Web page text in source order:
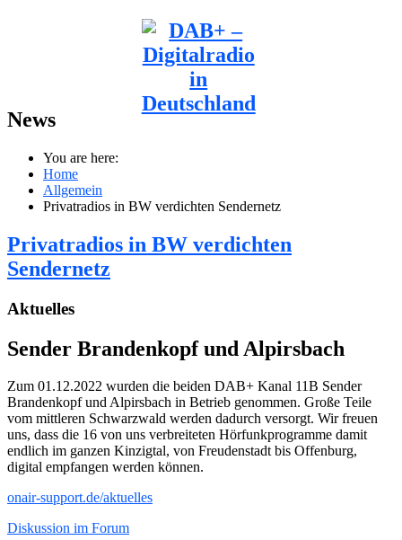
News
You are here:
Home
Allgemein
Privatradios in BW verdichten Sendernetz
Privatradios in BW verdichten
Sendernetz
Aktuelles
Sender Brandenkopf und Alpirsbach
Zum 01.12.2022 wurden die beiden DAB+ Kanal 11B Sender
Brandenkopf und Alpirsbach in Betrieb genommen. Große Teile
vom mittleren Schwarzwald werden dadurch versorgt. Wir freuen
uns, dass die 16 von uns verbreiteten Hörfunkprogramme damit
endlich im ganzen Kinzigtal, von Freudenstadt bis Offenburg,
digital empfangen werden können.
onair-support.de/aktuelles
Diskussion im Forum